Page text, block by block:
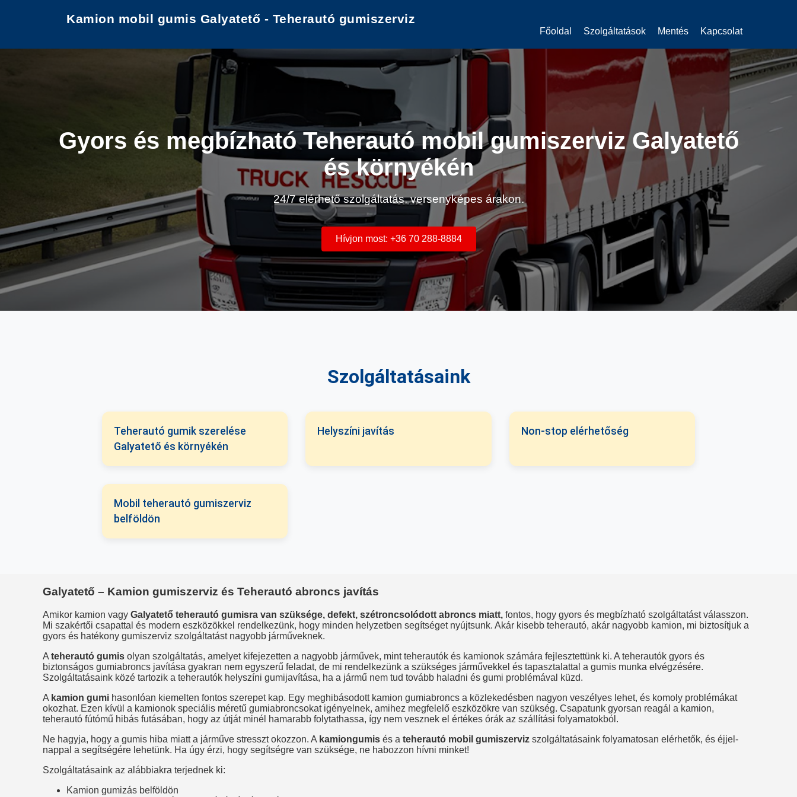
Kamion mobil gumis Galyatető - Teherautó gumiszerviz
Főoldal Szolgáltatások Mentés Kapcsolat
Gyors és megbízható Teherautó mobil gumiszerviz Galyatető
és környékén
24/7 elérhető szolgáltatás, versenyképes árakon.
Hívjon most: +36 70 288-8884
Szolgáltatásaink
Teherautó gumik szerelése
Galyatető és környékén
Helyszíni javítás Non-stop elérhetőség
Mobil teherautó gumiszerviz
belföldön
Galyatető – Kamion gumiszerviz és Teherautó abroncs javítás
Amikor kamion vagy Galyatető teherautó gumisra van szüksége, defekt, szétroncsolódott abroncs miatt, fontos, hogy gyors és megbízható szolgáltatást válasszon.
Mi szakértői csapattal és modern eszközökkel rendelkezünk, hogy minden helyzetben segítséget nyújtsunk. Akár kisebb teherautó, akár nagyobb kamion, mi biztosítjuk a
gyors és hatékony gumiszerviz szolgáltatást nagyobb járműveknek.
A teherautó gumis olyan szolgáltatás, amelyet kifejezetten a nagyobb járművek, mint teherautók és kamionok számára fejlesztettünk ki. A teherautók gyors és
biztonságos gumiabroncs javítása gyakran nem egyszerű feladat, de mi rendelkezünk a szükséges járművekkel és tapasztalattal a gumis munka elvégzésére.
Szolgáltatásaink közé tartozik a teherautók helyszíni gumijavítása, ha a jármű nem tud tovább haladni és gumi problémával küzd.
A kamion gumi hasonlóan kiemelten fontos szerepet kap. Egy meghibásodott kamion gumiabroncs a közlekedésben nagyon veszélyes lehet, és komoly problémákat
okozhat. Ezen kívül a kamionok speciális méretű gumiabroncsokat igényelnek, amihez megfelelő eszközökre van szükség. Csapatunk gyorsan reagál a kamion,
teherautó fútómű hibás futásában, hogy az útját minél hamarabb folytathassa, így nem vesznek el értékes órák az szállítási folyamatokból.
Ne hagyja, hogy a gumis hiba miatt a járműve stresszt okozzon. A kamiongumis és a teherautó mobil gumiszerviz szolgáltatásaink folyamatosan elérhetők, és éjjel-
nappal a segítségére lehetünk. Ha úgy érzi, hogy segítségre van szüksége, ne habozzon hívni minket!
Szolgáltatásaink az alábbiakra terjednek ki:
Kamion gumizás belföldön